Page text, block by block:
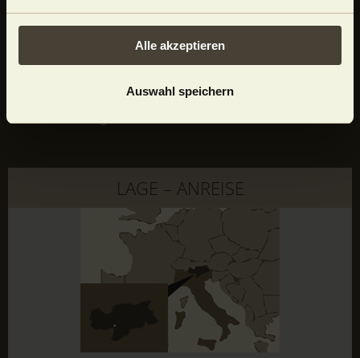
Alle akzeptieren
Auswahl speichern
Reiseversicherung
Fotogalerie
Cookie Einstellungen
LAGE – ANREISE